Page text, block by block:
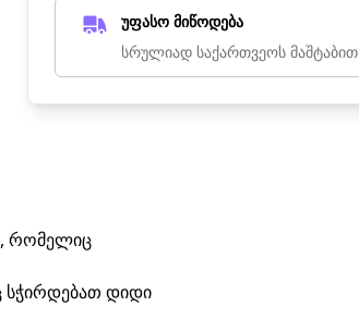
უფასო მიწოდება
სრულიად საქართვეოს მაშტაბით
რომელიც
სჭირდებათ დიდი